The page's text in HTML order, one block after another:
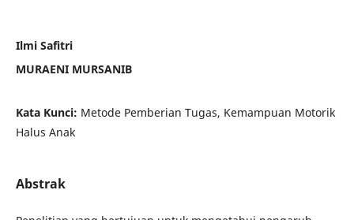
Ilmi Safitri
MURAENI MURSANIB
Kata Kunci: Metode Pemberian Tugas, Kemampuan Motorik
Halus Anak
Abstrak